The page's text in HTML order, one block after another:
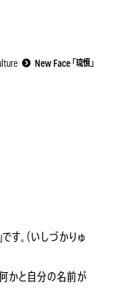
New Face 「琉慎」
す。（いしづかりゅ
かと自分の名前が